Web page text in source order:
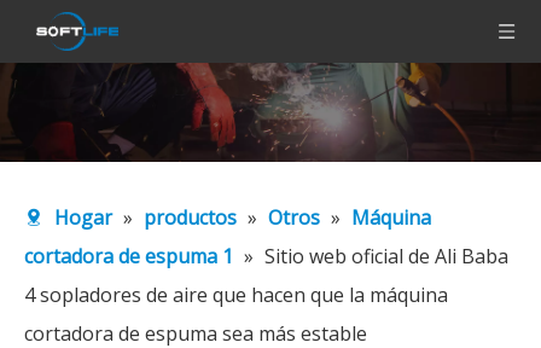
Hogar » productos » Otros » Máquina
cortadora de espuma 1 » Sitio web oficial de Ali Baba
4 sopladores de aire que hacen que la máquina
cortadora de espuma sea más estable